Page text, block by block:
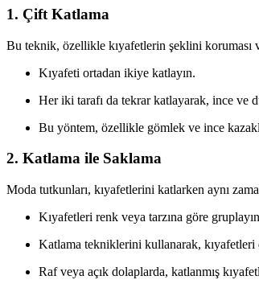
1. Çift Katlama
Bu teknik, özellikle kıyafetlerin şeklini koruması
Kıyafeti ortadan ikiye katlayın.
Her iki tarafı da tekrar katlayarak, ince ve
Bu yöntem, özellikle gömlek ve ince
2. Katlama ile Saklama
Moda tutkunları, kıyafetlerini katlarken aynı
Kıyafetleri renk veya tarzına göre
Katlama tekniklerini kullanarak, kıyafetleri
Raf veya açık dolaplarda, katlanmış